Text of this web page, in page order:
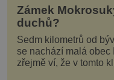
Zámek
duchů?
Sedm kilometrů od
se nachází malá
zřejmě ví, že v tomto
navštěvovaném